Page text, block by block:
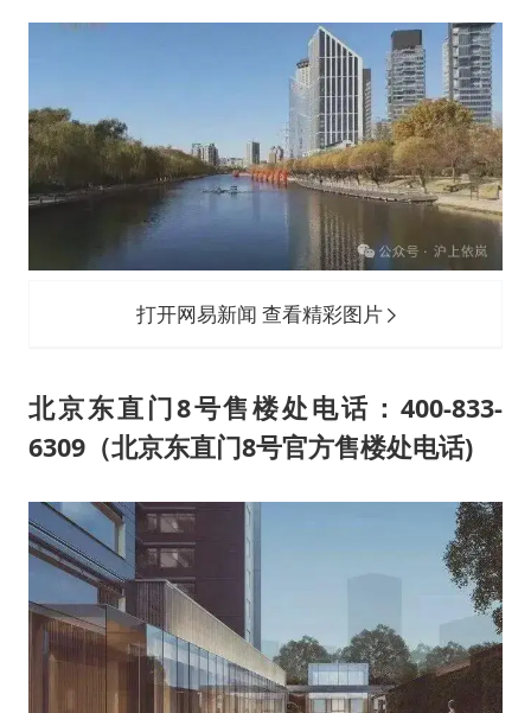
打开网易新闻 查看精彩图片
北京东直门8号售楼处电话：400-833-
6309（北京东直门8号官方售楼处电话)